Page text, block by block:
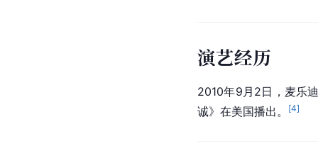
演艺经历
2010年9月2日，麦乐
诚》在美国播出。
[4]